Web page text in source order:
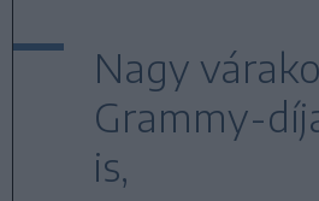
Nagy
Grammy-
is,